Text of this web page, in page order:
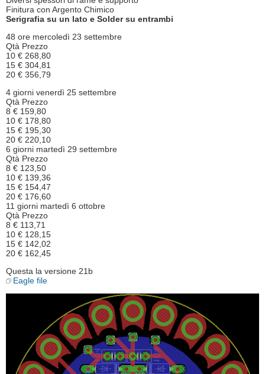
Finitura con Argento Chimico
Serigrafia su un lato e Solder su entrambi
48 ore mercoledì 23 settembre
Qtà Prezzo
10 € 268,80
15 € 304,81
20 € 356,79
4 giorni venerdì 25 settembre
Qtà Prezzo
8 € 159,80
10 € 178,80
15 € 195,30
20 € 220,10
6 giorni martedì 29 settembre
Qtà Prezzo
8 € 123,50
10 € 139,36
15 € 154,47
20 € 176,60
11 giorni martedì 6 ottobre
Qtà Prezzo
8 € 113,71
10 € 128,15
15 € 142,02
20 € 162,45
Questa la versione 21b
Eagle file